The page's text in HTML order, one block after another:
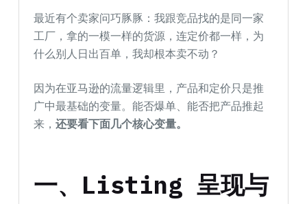
最近有个卖家问巧豚豚：我跟竞品找的是同一家
工厂，拿的一模一样的货源，连定价都一样，为
什么别人日出百单，我却根本卖不动？
因为在亚马逊的流量逻辑里，产品和定价只是推
广中最基础的变量。能否爆单、能否把产品推起
来，还要看下面几个核心变量。
一、 Listing 呈现与